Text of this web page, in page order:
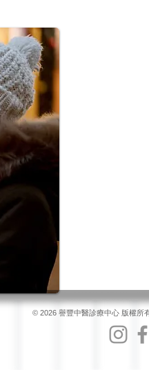
© 2026 譽豐中醫診療中心 版權所